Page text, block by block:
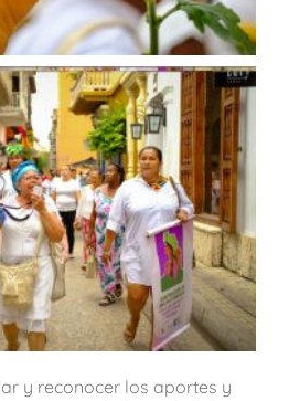
y reconocer los aportes y